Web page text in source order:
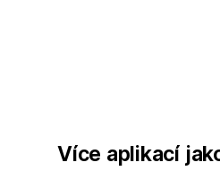
Více aplikací